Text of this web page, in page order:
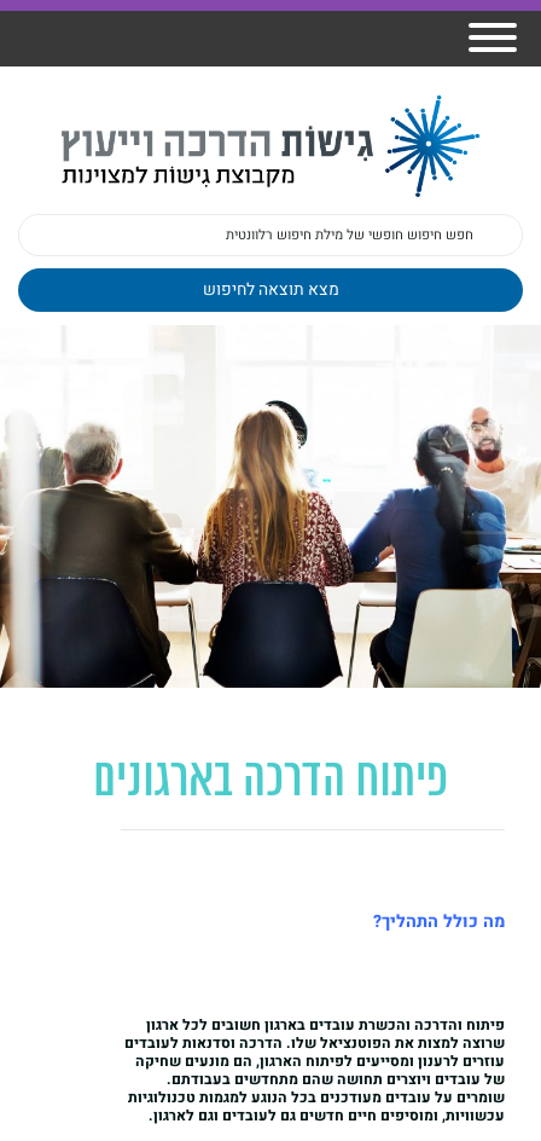
אודות גישות
פיתוח מנהלים
הדרכות
פעילות
ומרצים
ד"ר צבי ברק
מכללת גישות
גישות כנסים
מקצועיים
למנהלי בתי
ספר
פיתוח הדרכה בארגונים
מה כולל התהליך?
פיתוח והדרכה והכשרת עובדים בארגון חשובים לכל ארגון
שרוצה למצות את הפוטנציאל שלו. הדרכה וסדנאות לעובדים
עוזרים לרענון ומסייעים לפיתוח הארגון, הם מונעים שחיקה
של עובדים ויוצרים תחושה שהם מתחדשים בעבודתם.
שומרים על עובדים מעודכנים בכל הנוגע למגמות טכנולוגיות
עכשוויות, ומוסיפים חיים חדשים גם לעובדים וגם לארגון.